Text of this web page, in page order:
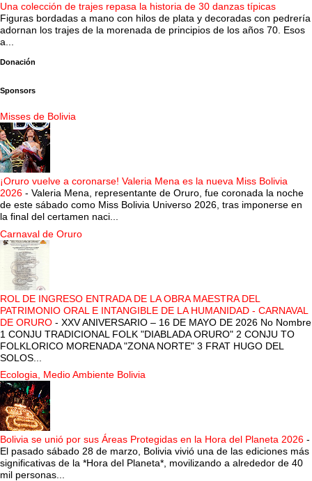
Una colección de trajes repasa la historia de 30 danzas típicas
Figuras bordadas a mano con hilos de plata y decoradas con pedrería
adornan los trajes de la morenada de principios de los años 70. Esos
a...
Donación
Sponsors
Misses de Bolivia
¡Oruro vuelve a coronarse! Valeria Mena es la nueva Miss Bolivia
2026 - Valeria Mena, representante de Oruro, fue coronada la noche
de este sábado como Miss Bolivia Universo 2026, tras imponerse en
la final del certamen naci...
Carnaval de Oruro
ROL DE INGRESO ENTRADA DE LA OBRA MAESTRA DEL
PATRIMONIO ORAL E INTANGIBLE DE LA HUMANIDAD - CARNAVAL
DE ORURO - XXV ANIVERSARIO – 16 DE MAYO DE 2026 No Nombre
1 CONJU TRADICIONAL FOLK "DIABLADA ORURO" 2 CONJU TO
FOLKLORICO MORENADA "ZONA NORTE" 3 FRAT HUGO DEL
SOLOS...
Ecologia, Medio Ambiente Bolivia
Bolivia se unió por sus Áreas Protegidas en la Hora del Planeta 2026 -
El pasado sábado 28 de marzo, Bolivia vivió una de las ediciones más
significativas de la *Hora del Planeta*, movilizando a alrededor de 40
mil personas...